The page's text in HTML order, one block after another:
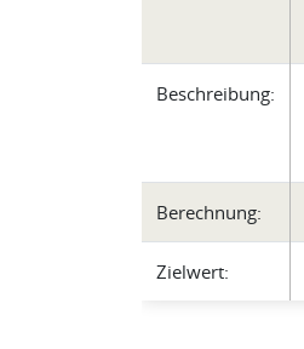
Beschreibung:
Berechnung:
Zielwert: